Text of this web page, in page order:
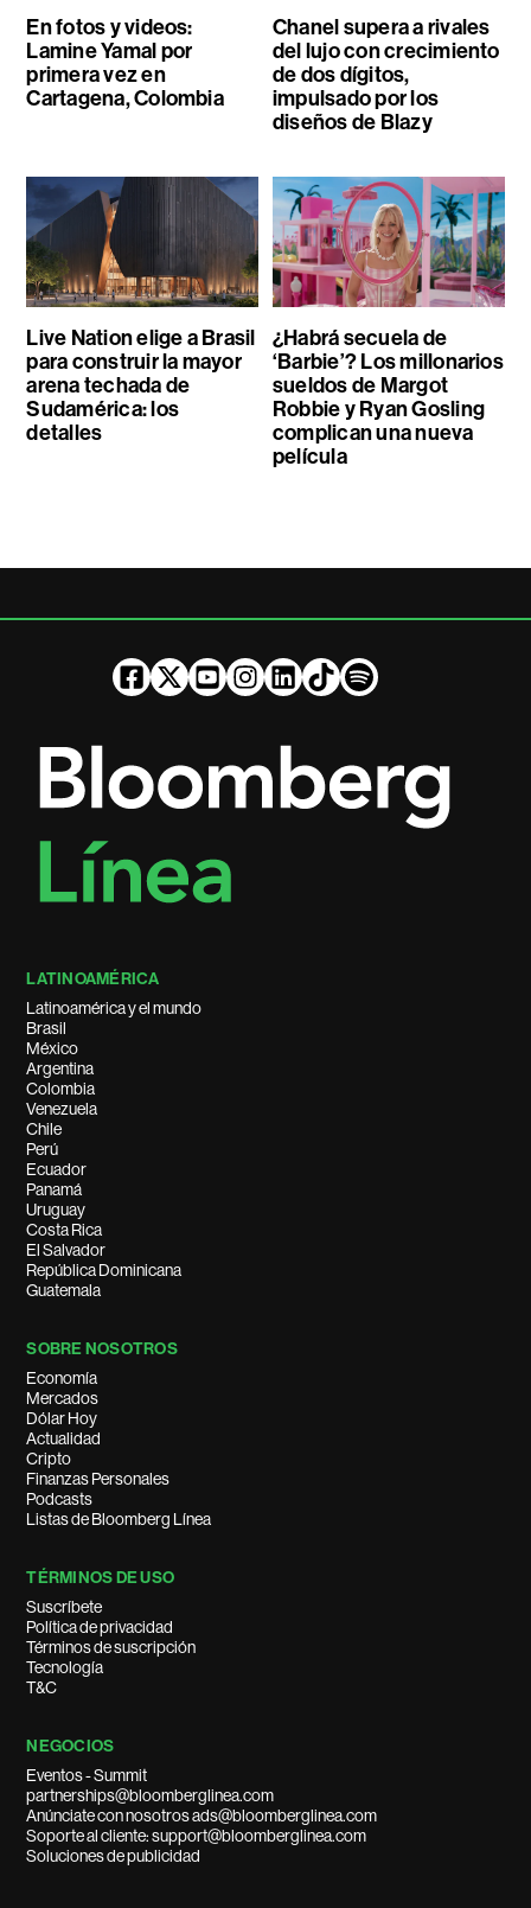
En fotos y videos:
Lamine Yamal por
primera vez en
Cartagena, Colombia
Chanel supera a rivales
del lujo con crecimiento
de dos dígitos,
impulsado por los
diseños de Blazy
Live Nation elige a Brasil
para construir la mayor
arena techada de
Sudamérica: los
detalles
¿Habrá secuela de
‘Barbie’? Los millonarios
sueldos de Margot
Robbie y Ryan Gosling
complican una nueva
película
LATINOAMÉRICA
Latinoamérica y el mundo
Brasil
México
Argentina
Colombia
Venezuela
Chile
Perú
Ecuador
Panamá
Uruguay
Costa Rica
El Salvador
República Dominicana
Guatemala
SOBRE NOSOTROS
Economía
Mercados
Dólar Hoy
Actualidad
Cripto
Finanzas Personales
Podcasts
Listas de Bloomberg Línea
TÉRMINOS DE USO
Suscríbete
Política de privacidad
Términos de suscripción
Tecnología
T&C
NEGOCIOS
Eventos - Summit
partnerships@bloomberglinea.com
Anúnciate con nosotros ads@bloomberglinea.com
Soporte al cliente: support@bloomberglinea.com
Soluciones de publicidad